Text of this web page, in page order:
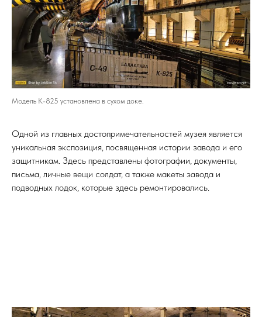
Модель К-825 установлена в сухом доке.
Одной из главных достопримечательностей музея является
уникальная экспозиция, посвященная истории завода и его
защитникам. Здесь представлены фотографии, документы,
письма, личные вещи солдат, а также макеты завода и
подводных лодок, которые здесь ремонтировались.